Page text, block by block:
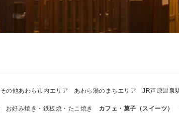
その他あわら市内エリア あわら湯のまちエリア JR芦原温泉
お好み焼き・鉄板焼・たこ焼き カフェ・菓子（スイーツ）